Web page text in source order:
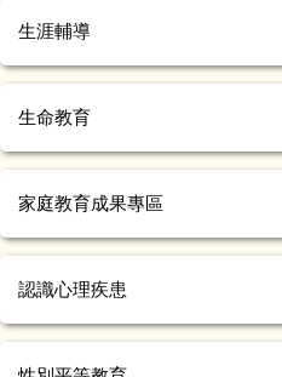
生涯輔導
生命教育
家庭教育成果專區
認識心理疾患